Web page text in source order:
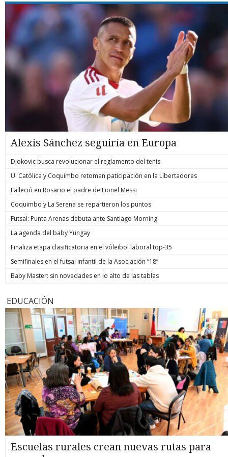
Alexis Sánchez seguiría en Europa
Djokovic busca revolucionar el reglamento del tenis
U. Católica y Coquimbo retoman paticipación en la Libertadores
Falleció en Rosario el padre de Lionel Messi
Coquimbo y La Serena se repartieron los puntos
Futsal: Punta Arenas debuta ante Santiago Morning
La agenda del baby Yungay
Finaliza etapa clasificatoria en el vóleibol laboral top-35
Semifinales en el futsal infantil de la Asociación “18”
Baby Master: sin novedades en lo alto de las tablas
EDUCACIÓN
Escuelas rurales crean nuevas rutas para